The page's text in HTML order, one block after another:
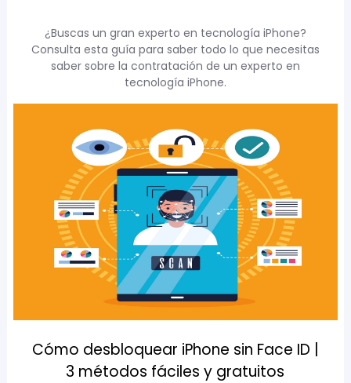
¿Buscas un gran experto en tecnología iPhone?
Consulta esta guía para saber todo lo que necesitas
saber sobre la contratación de un experto en
tecnología iPhone.
Cómo desbloquear iPhone sin Face ID |
3 métodos fáciles y gratuitos